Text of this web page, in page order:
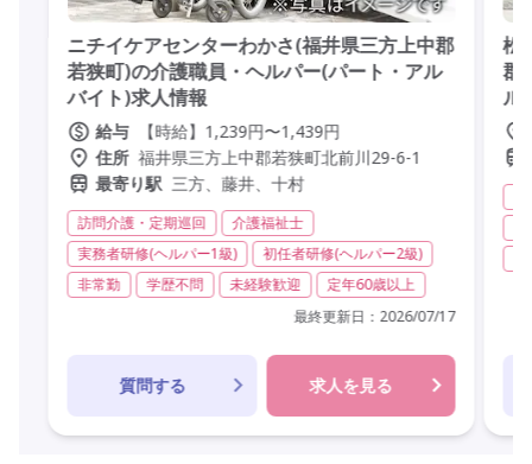
ニチイケアセンターわかさ(福井県三方上中郡
若狭町)の介護職員・ヘルパー(パート・アル
バイト)求人情報
給与
【時給】1,239円〜1,439円
住所 福井県三方上中郡若狭町北前川29-6-1
最寄り駅 三方、藤井、十村
訪問介護・定期巡回
介護福祉士
実務者研修(ヘルパー1級)
初任者研修(ヘルパー2級)
非常勤
学歴不問 未経験歓迎
定年60歳以上
最終更新日： 2026/07/17
質問する 求人を見る
松
郡
ル